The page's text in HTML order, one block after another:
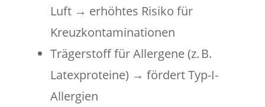
Luft → erhöhtes Risiko für
Kreuzkontaminationen
Trägerstoff für Allergene (z. B.
Latexproteine) → fördert Typ-I-
Allergien